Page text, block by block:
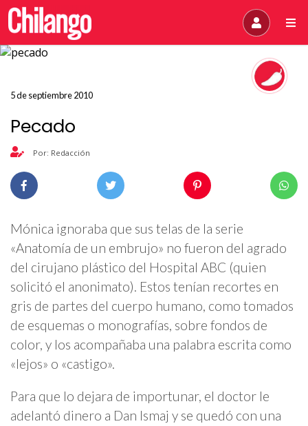
5 de septiembre 2010
Pecado
Por: Redacción
Mónica ignoraba que sus telas de la serie
«Anatomía de un embrujo» no fueron del agrado
del cirujano plástico del Hospital ABC (quien
solicitó el anonimato). Estos tenían recortes en
gris de partes del cuerpo humano, como tomados
de esquemas o monografías, sobre fondos de
color, y los acompañaba una palabra escrita como
«lejos» o «castigo».
Para que lo dejara de importunar, el doctor le
adelantó dinero a Dan Ismaj y se quedó con una